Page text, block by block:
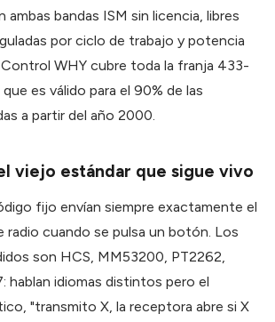
ambas bandas ISM sin licencia, libres
por ciclo de trabajo y potencia
WHY cubre toda la franja 433-
es válido para el 90% de las
a partir del año 2000.
viejo estándar que sigue vivo
fijo envían siempre exactamente el
radio cuando se pulsa un botón. Los
son HCS, MM53200, PT2262,
hablan idiomas distintos pero el
"transmito X, la receptora abre si X